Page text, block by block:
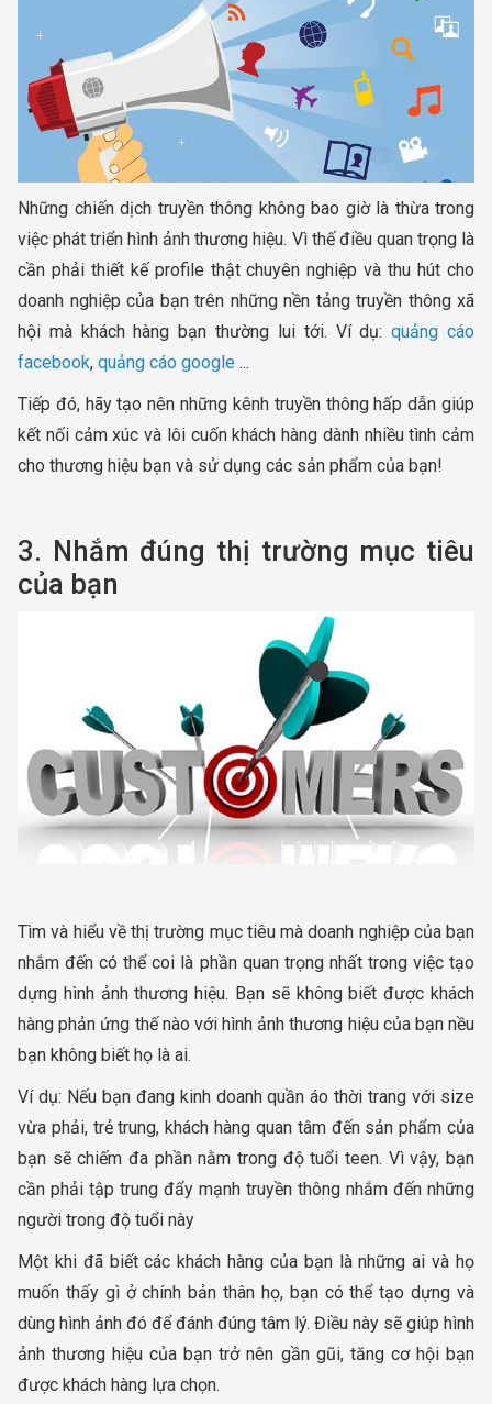
Những chiến dịch truyền thông không bao giờ là thừa trong
việc phát triển hình ảnh thương hiệu. Vì thế điều quan trọng là
cần phải thiết kế profile thật chuyên nghiệp và thu hút cho
doanh nghiệp của bạn trên những nền tảng truyền thông xã
hội mà khách hàng bạn thường lui tới. Ví dụ:quảng cáo
facebook, quảng cáo google ...
Tiếp đó, hãy tạo nên những kênh truyền thông hấp dẫn giúp
kết nối cảm xúc và lôi cuốn khách hàng dành nhiều tình cảm
cho thương hiệu bạn và sử dụng các sản phẩm của bạn!
3. Nhắm đúng thị trường mục tiêu
của bạn
Tìm và hiểu về thị trường mục tiêu mà doanh nghiệp của bạn
nhắm đến có thể coi là phần quan trọng nhất trong việc tạo
dựng hình ảnh thương hiệu. Bạn sẽ không biết được khách
hàng phản ứng thế nào với hình ảnh thương hiệu của bạn nều
bạn không biết họ là ai.
Ví dụ: Nếu bạn đang kinh doanh quần áo thời trang với size
vừa phải, trẻ trung, khách hàng quan tâm đến sản phẩm của
bạn sẽ chiếm đa phần nằm trong độ tuổi teen. Vì vậy, bạn
cần phải tập trung đẩy mạnh truyền thông nhắm đến những
người trong độ tuổi này
Một khi đã biết các khách hàng của bạn là những ai và họ
muốn thấy gì ở chính bản thân họ, bạn có thể tạo dựng và
dùng hình ảnh đó để đánh đúng tâm lý. Điều này sẽ giúp hình
ảnh thương hiệu của bạn trở nên gần gũi, tăng cơ hội bạn
được khách hàng lựa chọn.